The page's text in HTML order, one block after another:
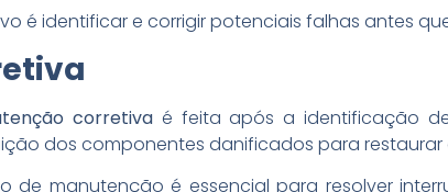
é identificar e corrigir potenciais falhas antes
corretivaé feita após a identificação
dos componentes danificados para
de manutenção é essencial para resolver